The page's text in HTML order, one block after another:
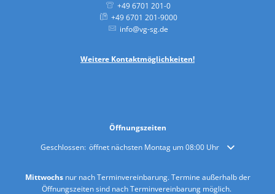
+49 6701 201-0
+49 6701 201-9000
info@vg-sg.de
Weitere Kontaktmöglichkeiten!
Öffnungszeiten
Klicken, um weitere Öffnungs- oder Schließzeiten auszublenden
Geschlossen: öffnet nächsten Montag um 08:00 Uhr
Mittwochs nur nach Terminvereinbarung. Termine außerhalb der
Öffnungszeiten sind nach Terminvereinbarung möglich.